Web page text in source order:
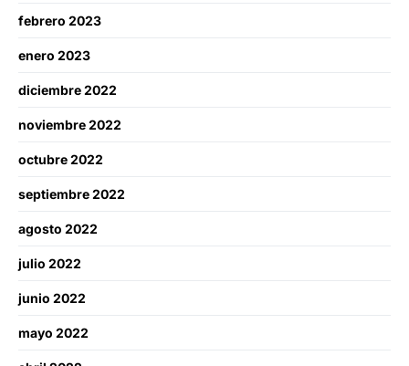
febrero 2023
enero 2023
diciembre 2022
noviembre 2022
octubre 2022
septiembre 2022
agosto 2022
julio 2022
junio 2022
mayo 2022